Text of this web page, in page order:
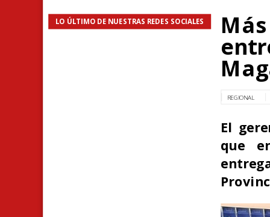
LO ÚLTIMO DE NUESTRAS REDES SOCIALES
REGIONAL
El
que